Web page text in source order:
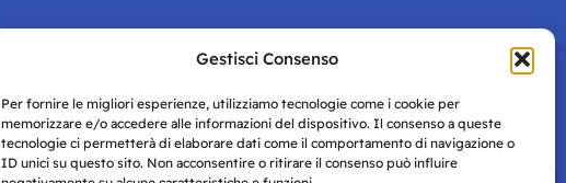
Gestisci Consenso
Per fornire le migliori esperienze, utilizziamo tecnologie come i cookie per
memorizzare e/o accedere alle informazioni del dispositivo. Il consenso a queste
tecnologie ci permetterà di elaborare dati come il comportamento di navigazione o
ID unici su questo sito. Non acconsentire o ritirare il consenso può influire